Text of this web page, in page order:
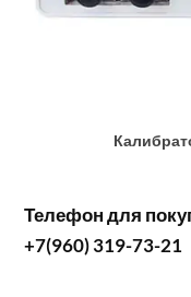
Телефон для
+7(960) 319-73-21